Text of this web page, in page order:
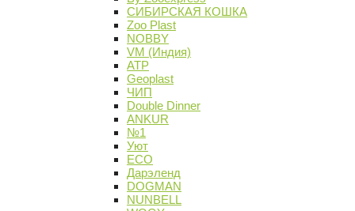
СИБИРСКАЯ КОШКА
Zoo Plast
NOBBY
VM (Индия)
АТР
Geoplast
ЧИП
Double Dinner
ANKUR
№1
Уют
ECO
Дарэленд
DOGMAN
NUNBELL